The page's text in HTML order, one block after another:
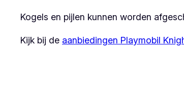
Kogels en pijlen kunnen worden
Kijk bij de aanbiedingen Playmobil